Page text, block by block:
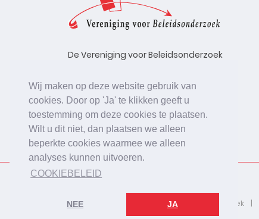
Wij maken op deze website gebruik van
cookies. Door op 'Ja' te klikken geeft u
toestemming om deze cookies te plaatsen.
Wilt u dit niet, dan plaatsen we alleen
beperkte cookies waarmee we alleen
analyses kunnen uitvoeren.
COOKIEBELEID
NEE JA
De Vereniging voor Beleidsonderzoek
bevorderen van beleidsonderzoek,
uitgevoerd in opdracht van
beleidsinstanties, uitvoerende
organisaties en bedrijfsleven.
2026 © De Vereniging voor Beleidsonderzoek